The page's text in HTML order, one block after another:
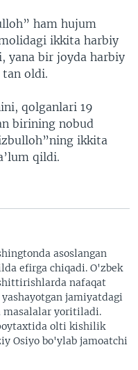
ham hujum
ikkita harbiy
yana bir joyda harbiy
oldi.
qolganlari 19
birining nobud
ikkita
qildi.
asoslangan
efirga chiqadi. O'zbek
nafaqat
jamiyatdagi
yoritiladi.
olti kishilik
Osiyo bo'ylab jamoatchi